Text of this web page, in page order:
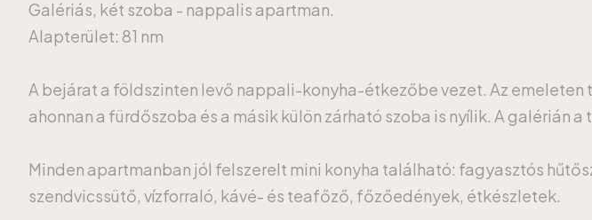
Galériás, két szoba - nappalis apartman.
Alapterület: 81 nm
A bejárat a földszinten levő nappali-konyha-étkezőbe vezet. Az
ahonnan a fürdőszoba és a másik külön zárható szoba is nyílik. A galérián
Minden apartmanban jól felszerelt mini konyha található: fagyasztós
szendvicssütő, vízforraló, kávé- és teafőző, főzőedények, étkészletek.